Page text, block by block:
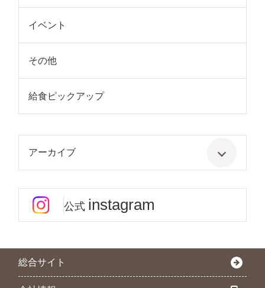
イベント
その他
給食ピックアップ
アーカイブ
公式 instagram
総合サイト